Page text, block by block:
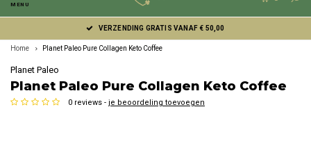
MENU
VERZENDING GRATIS VANAF € 50,00
Home Planet Paleo Pure Collagen Keto Coffee
Planet Paleo
Planet Paleo Pure Collagen Keto Coffee
0 reviews - je beoordeling toevoegen